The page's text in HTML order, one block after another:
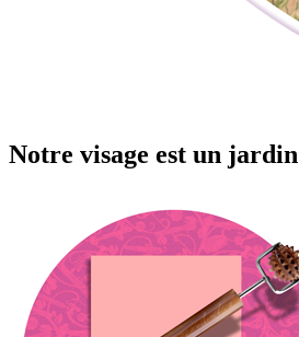
Notre visage est un jardin